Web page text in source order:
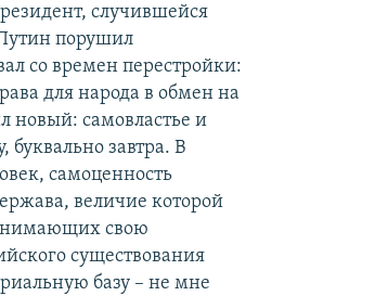
случившейся
порушил
со времен перестройки:
для народа в обмен на
новый: самовластье и
буквально завтра. В
самоценность
величие которой
свою
существования
базу – не мне